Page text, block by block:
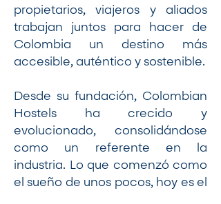
propietarios, viajeros y aliados
trabajan juntos para hacer de
Colombia un destino más
accesible, auténtico y sostenible.
Desde su fundación, Colombian
Hostels ha crecido y
evolucionado, consolidándose
como un referente en la
industria. Lo que comenzó como
el sueño de unos pocos, hoy es el